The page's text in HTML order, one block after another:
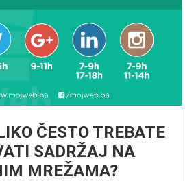
ČESTO TREBATE
SADRŽAJ NA
MREŽAMA?